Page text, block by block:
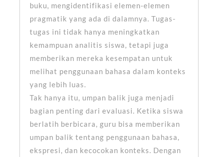
buku, mengidentifikasi elemen-elemen
pragmatik yang ada di dalamnya. Tugas-
tugas ini tidak hanya meningkatkan
kemampuan analitis siswa, tetapi juga
memberikan mereka kesempatan untuk
melihat penggunaan bahasa dalam konteks
yang lebih luas.
Tak hanya itu, umpan balik juga menjadi
bagian penting dari evaluasi. Ketika siswa
berlatih berbicara, guru bisa memberikan
umpan balik tentang penggunaan bahasa,
ekspresi, dan kecocokan konteks. Dengan